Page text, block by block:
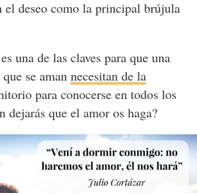
el deseo como la principal brújula
una de las claves para que una
se aman necesitan de la
para conocerse en todos los
dejarás que el amor os haga?